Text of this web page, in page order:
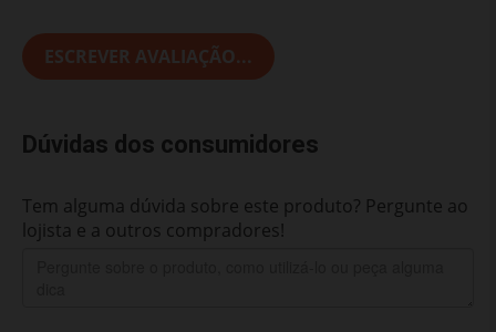
ESCREVER AVALIAÇÃO...
Dúvidas dos consumidores
Tem alguma dúvida sobre este produto? Pergunte ao
lojista e a outros compradores!